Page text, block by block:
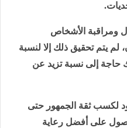
ومراقبة الأشخاص
لم يتم تحقيق ذلك إلا لنسبة
حاجة إلى نسبة تزيد عن
لكسب ثقة الجمهور حتى
على أفضل رعاية